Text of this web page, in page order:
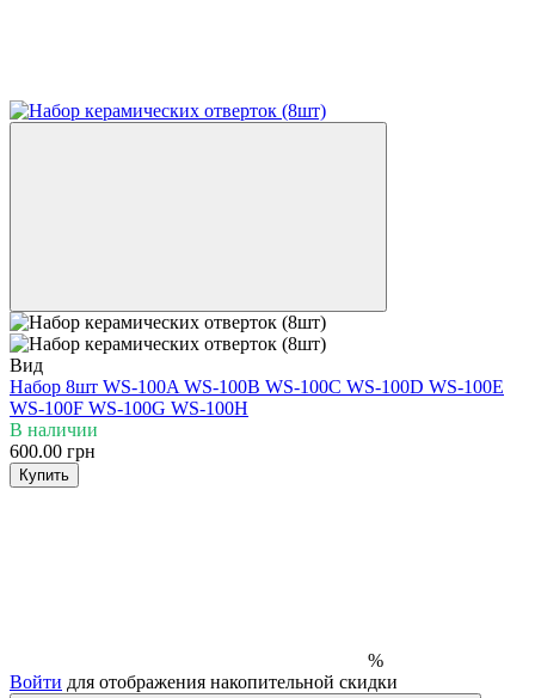
Вид
Набор 8шт WS-100A WS-100B WS-100C WS-100D WS-100E
WS-100F WS-100G WS-100H
В наличии
600.00 грн
Купить
%
Войти для отображения накопительной скидки